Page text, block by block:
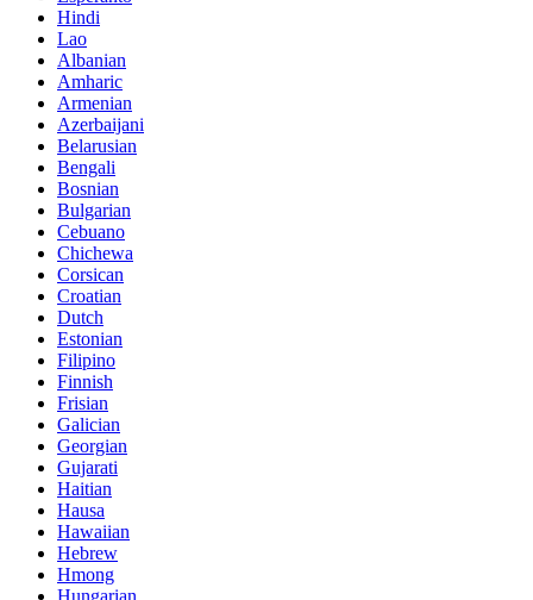
Hindi
Lao
Albanian
Amharic
Armenian
Azerbaijani
Belarusian
Bengali
Bosnian
Bulgarian
Cebuano
Chichewa
Corsican
Croatian
Dutch
Estonian
Filipino
Finnish
Frisian
Galician
Georgian
Gujarati
Haitian
Hausa
Hawaiian
Hebrew
Hmong